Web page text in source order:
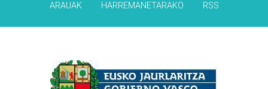
ARAUAK HARREMANETARAKO RSS